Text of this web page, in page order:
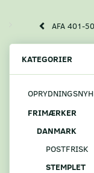
AFA 401-
KATEGORIER
FRIMÆRKER
DANMARK
POSTFRISK
STEMPLET